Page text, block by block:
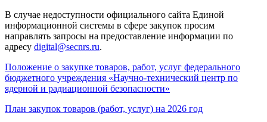
В случае недоступности официального сайта Единой
информационной системы в сфере закупок просим
направлять запросы на предоставление информации по
адресу digital@secnrs.ru.
Положение о закупке товаров, работ, услуг федерального
бюджетного учреждения «Научно-технический центр по
ядерной и радиационной безопасности»
План закупок товаров (работ, услуг) на 2026 год